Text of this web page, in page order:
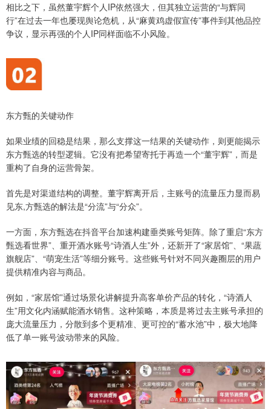
相比之下，虽然董宇辉个人IP依然强大，但其独立运营的“与辉同
行”在过去一年也屡现舆论危机，从“麻黄鸡虚假宣传”事件到其他品控
争议，显示再强的个人IP同样面临不小风险。
东方甄的关键动作
如果业绩的回稳是结果，那么支撑这一结果的关键动作，则更能揭示
东方甄选的转型逻辑。它没有把希望寄托于再造一个“董宇辉”，而是
重构了自身的运营骨架。
首先是对渠道结构的调整。董宇辉离开后，主账号的流量压力显而易
见东,方甄选的解法是“分流”与“分众”。
一方面，东方甄选在抖音平台加速构建垂类账号矩阵。除了重启“东方
甄选看世界”、重开酒水账号“诗酒人生”外，还新开了“家居馆”、“果蔬
旗舰店”、“萌宠生活”等细分账号。这些账号针对不同兴趣圈层的用户
提供精准内容与商品。
例如，“家居馆”通过场景化讲解提升高客单价产品的转化，“诗酒人
生”用文化内涵赋能酒水销售。这种策略，本质是将过去主账号承担的
庞大流量压力，分散到多个更精准、更可控的“蓄水池”中，极大地降
低了单一账号波动带来的风险。